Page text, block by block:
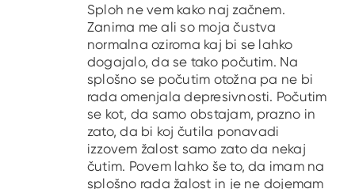
Sploh ne vem kako naj začnem.
Zanima me ali so moja čustva
normalna oziroma kaj bi se lahko
dogajalo, da se tako počutim. Na
splošno se počutim otožna pa ne bi
rada omenjala depresivnosti. Počutim
se kot, da samo obstajam, prazno in
zato, da bi koj čutila ponavadi
izzovem žalost samo zato da nekaj
čutim. Povem lahko še to, da imam na
splošno rada žalost in je ne dojemam